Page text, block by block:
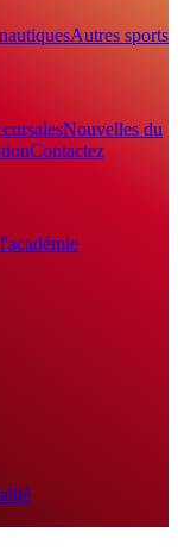
Autres sports
Nouvelles du
Contactez